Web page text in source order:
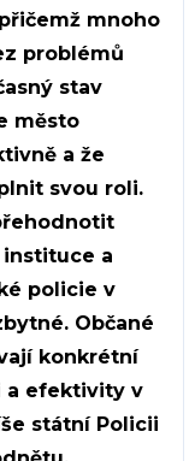
mnoho
problémů
stav
město
a že
svou roli.
a
policie v
Občané
konkrétní
a efektivity v
státní Policii